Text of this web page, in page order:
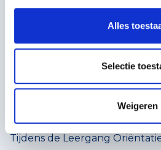
Alles
Selectie
Weigeren
In de opleiding
aan de kennis, vaardigheden
leiderschap die nodig zijn om
onderwijsontwikkeling, teams
duurzame verandering te
Tijdens de Leergang